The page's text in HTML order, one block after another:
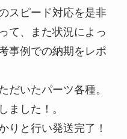
スピード対応を是非
て、また状況によっ
事例での納期をレポ
だいたパーツ各種。
ました！。
りと行い発送完了！